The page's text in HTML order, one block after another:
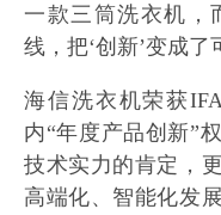
一款三筒洗衣机，
线，把‘创新’变成
海信洗衣机荣获
内“年度产品创新”
技术实力的肯定，
高端化、智能化发